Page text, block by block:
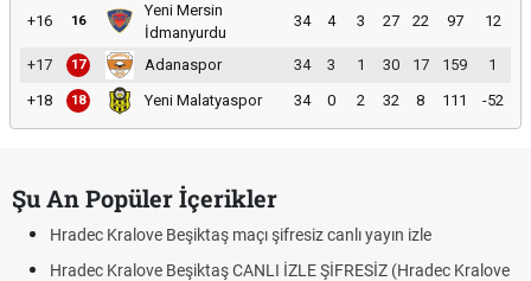
+16 16
Yeni Mersin
İdmanyurdu
34 4 3 27 22 97 12
+17 17 Adanaspor 34 3 1 30 17 159
1
+18
18 Yeni Malatyaspor 34 0 2 32 8 111 -52
Şu An Popüler İçerikler
Hradec Kralove Beşiktaş maçı şifresiz canlı yayın izle
Hradec Kralove Beşiktaş CANLI İZLE ŞİFRESİZ (Hradec Kralove